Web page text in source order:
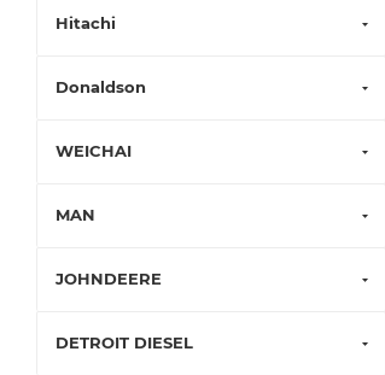
Hitachi
Donaldson
WEICHAI
MAN
JOHNDEERE
DETROIT DIESEL